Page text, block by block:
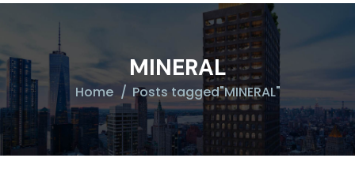
MINERAL
Home Posts tagged"MINERAL"